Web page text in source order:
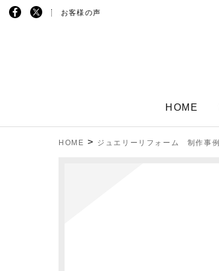
お客様の声
HOME
HOME > ジュエリーリフォーム 制作事例